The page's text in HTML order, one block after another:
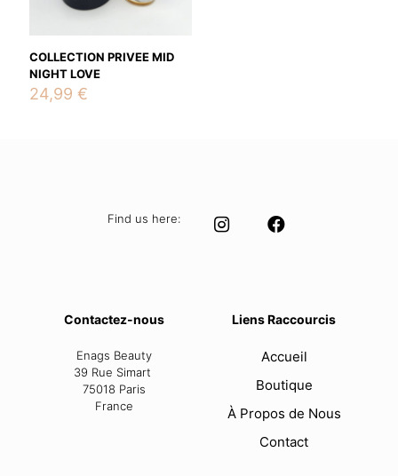
COLLECTION PRIVEE MID
NIGHT LOVE
24,99 €
Find us here:
Contactez-nous
Enags Beauty
39 Rue Simart
75018 Paris
France
Liens Raccourcis
Accueil
Boutique
À Propos de Nous
Contact